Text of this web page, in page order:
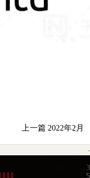
上一篇 2022年2月